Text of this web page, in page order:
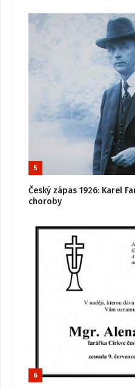
5
Český zápas 1926: Karel
choroby
6